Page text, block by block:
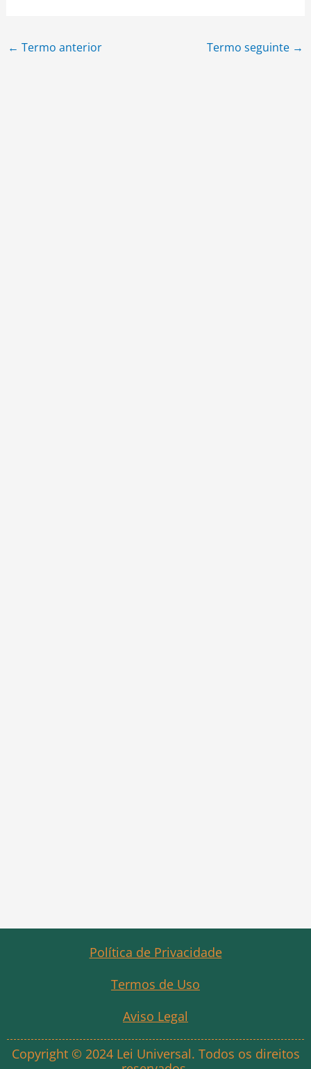
← Termo anterior Termo seguinte →
Política de Privacidade
Termos de Uso
Aviso Legal
Copyright © 2024 Lei Universal. Todos os direitos